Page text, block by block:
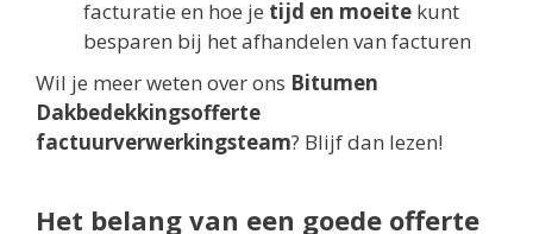
facturatie en hoe je tijd en moeite kunt
besparen bij het afhandelen van facturen
Wil je meer weten over ons Bitumen
Dakbedekkingsofferte
factuurverwerkingsteam? Blijf dan lezen!
Het belang van een goede offerte